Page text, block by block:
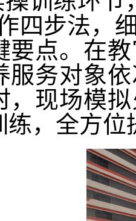
四步法，
要点。在
服务对象
，现场模
练，全方